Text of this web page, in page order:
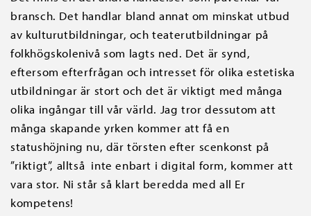
bransch. Det handlar bland annat om minskat utbud
av kulturutbildningar, och teaterutbildningar på
folkhögskolenivå som lagts ned. Det är synd,
eftersom efterfrågan och intresset för olika estetiska
utbildningar är stort och det är viktigt med många
olika ingångar till vår värld. Jag tror dessutom att
många skapande yrken kommer att få en
statushöjning nu, där törsten efter scenkonst på
”riktigt”, alltså inte enbart i digital form, kommer att
vara stor. Ni står så klart beredda med all Er
kompetens!